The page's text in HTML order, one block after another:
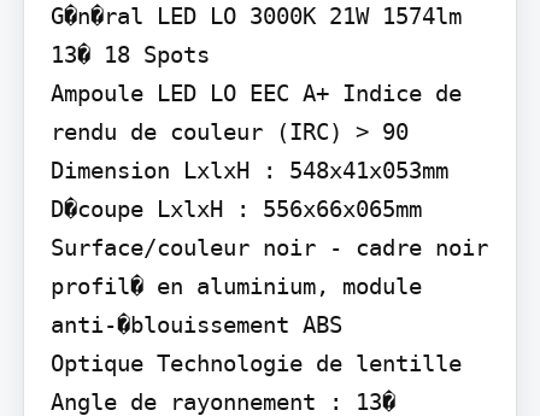
G�n�ral LED LO 3000K 21W 1574lm
13� 18 Spots
Ampoule LED LO EEC A+ Indice de
rendu de couleur (IRC) > 90
Dimension LxlxH : 548x41x053mm
D�coupe LxlxH : 556x66x065mm
Surface/couleur noir - cadre noir
profil� en aluminium, module
anti-�blouissement ABS
Optique Technologie de lentille
Angle de rayonnement : 13�